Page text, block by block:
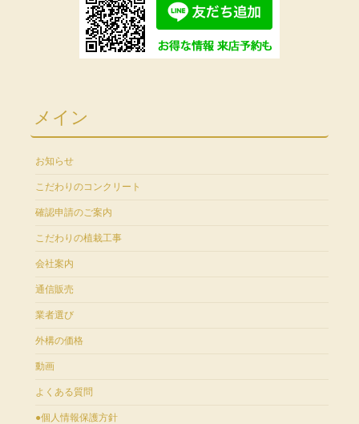
メイン
お知らせ
こだわりのコンクリート
確認申請のご案内
こだわりの植栽工事
会社案内
通信販売
業者選び
外構の価格
動画
よくある質問
●個人情報保護方針